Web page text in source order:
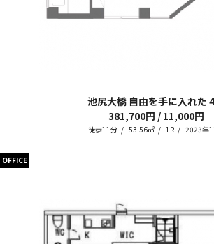
池尻大橋 自由を手に入れた
381,700円 / 11,000円
徒歩11分 53.56㎡ 1R 2023年
OFFICE